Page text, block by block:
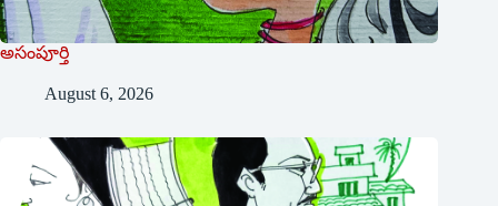
అసంపూర్తి
August 6, 2026